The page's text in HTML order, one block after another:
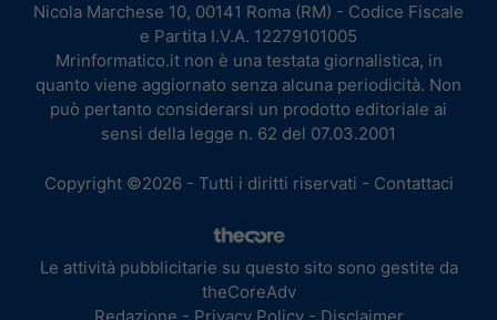
Nicola Marchese 10, 00141 Roma (RM) - Codice Fiscale
e Partita I.V.A. 12279101005
Mrinformatico.it non è una testata giornalistica, in
quanto viene aggiornato senza alcuna periodicità. Non
può pertanto considerarsi un prodotto editoriale ai
sensi della legge n. 62 del 07.03.2001
Copyright ©2026 - Tutti i diritti riservati - Contattaci
Le attività pubblicitarie su questo sito sono gestite da
theCoreAdv
Redazione - Privacy Policy- Disclaimer